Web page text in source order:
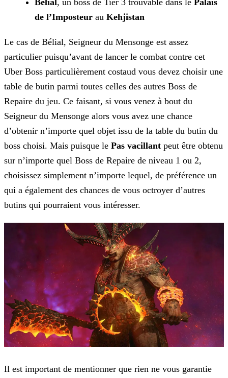
Bélial, un boss de Tier 3 trouvable dans le Palais
de l’Imposteur au Kehjistan
Le cas de Bélial, Seigneur du Mensonge est assez
particulier puisqu’avant de lancer le combat contre cet
Uber Boss particulièrement costaud vous devez choisir une
table de butin parmi toutes celles des autres Boss de
Repaire du jeu. Ce faisant, si vous venez à bout du
Seigneur du Mensonge alors vous avez une chance
d’obtenir n’importe quel objet issu de la table du butin du
boss choisi. Mais puisque le Pas vacillant peut être obtenu
sur n’importe quel Boss de Repaire de niveau 1 ou 2,
choisissez simplement n’importe lequel, de préférence un
qui a également des chances de vous octroyer d’autres
butins qui pourraient vous intéresser.
Il est important de mentionner que rien ne vous garantie